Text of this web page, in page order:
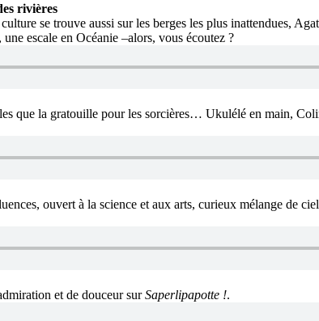
rivières
se trouve aussi sur les berges les plus inattendues,
escale en Océanie –alors, vous écoutez ?
que la gratouille pour les sorcières… Ukulélé en main,
ouvert à la science et aux arts, curieux mélange de
et de douceur surSaperlipapotte !.